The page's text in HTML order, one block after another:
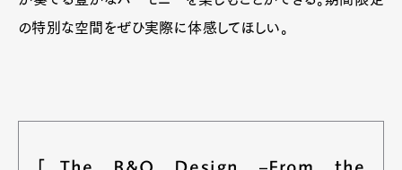
の特別な空間をぜひ実際に体感してほしい。
「The B&O Design ‒From the